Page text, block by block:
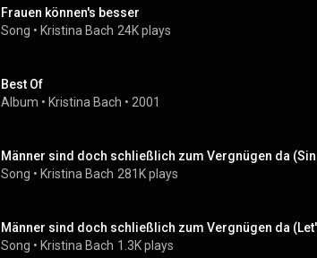
Frauen können's besser
Song • Kristina Bach 24K plays
Best Of
Album • Kristina Bach • 2001
Männer sind doch schließlich zum Vergnügen da
Song • Kristina Bach 281K plays
Männer sind doch schließlich zum Vergnügen da
Song • Kristina Bach 1.3K plays